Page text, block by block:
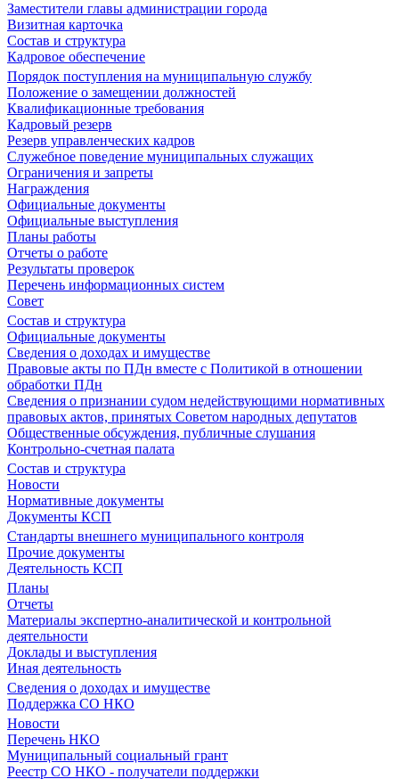
Заместители главы администрации города
Визитная карточка
Состав и структура
Кадровое обеспечение
Порядок поступления на муниципальную службу
Положение о замещении должностей
Квалификационные требования
Кадровый резерв
Резерв управленческих кадров
Служебное поведение муниципальных служащих
Ограничения и запреты
Награждения
Официальные документы
Официальные выступления
Планы работы
Отчеты о работе
Результаты проверок
Перечень информационных систем
Совет
Состав и структура
Официальные документы
Сведения о доходах и имуществе
Правовые акты по ПДн вместе с Политикой в отношении
обработки ПДн
Сведения о признании судом недействующими нормативных
правовых актов, принятых Советом народных депутатов
Общественные обсуждения, публичные слушания
Контрольно-счетная палата
Состав и структура
Новости
Нормативные документы
Документы КСП
Стандарты внешнего муниципального контроля
Прочие документы
Деятельность КСП
Планы
Отчеты
Материалы экспертно-аналитической и контрольной
деятельности
Доклады и выступления
Иная деятельность
Сведения о доходах и имуществе
Поддержка СО НКО
Новости
Перечень НКО
Муниципальный социальный грант
Реестр СО НКО - получатели поддержки